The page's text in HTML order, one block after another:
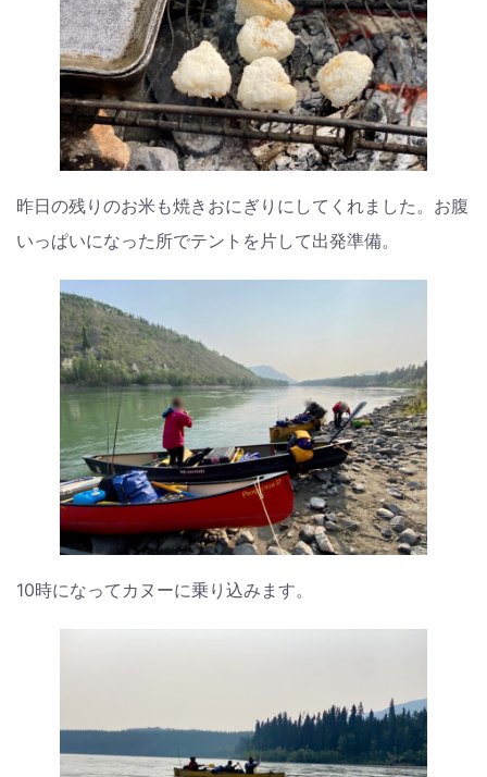
昨日の残りのお米も焼きおにぎりにしてくれました。お腹
いっぱいになった所でテントを片して出発準備。
10時になってカヌーに乗り込みます。